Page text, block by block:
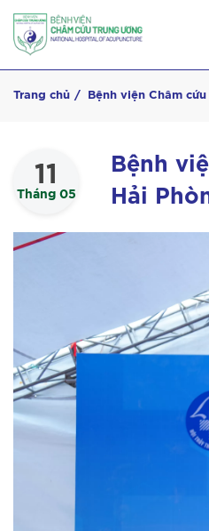
Trang chủ Bệnh viện Châm
11
Tháng 05
Bệnh
Hải